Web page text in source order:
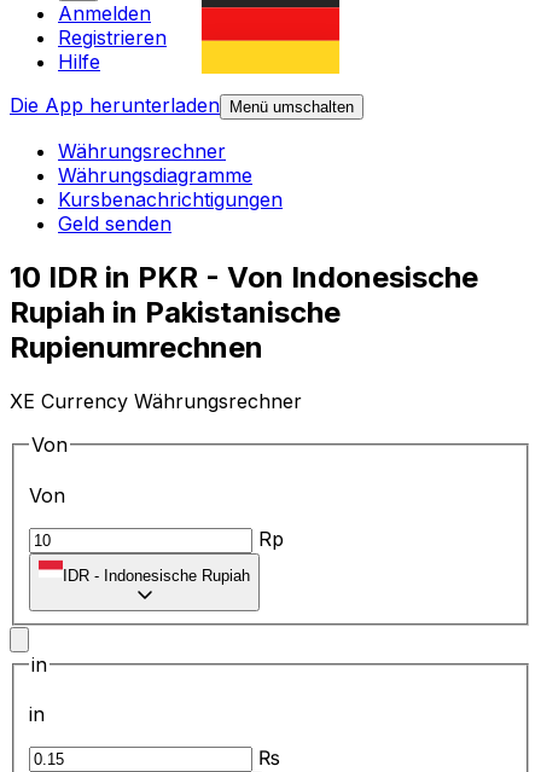
Anmelden
Registrieren
Hilfe
Die App herunterladen
Menü umschalten
Währungsrechner
Währungsdiagramme
Kursbenachrichtigungen
Geld senden
10 IDR in PKR - Von Indonesische
Rupiah in Pakistanische
Rupienumrechnen
XE Currency Währungsrechner
Von
Von
Rp
IDR - Indonesische Rupiah
in
in
₨